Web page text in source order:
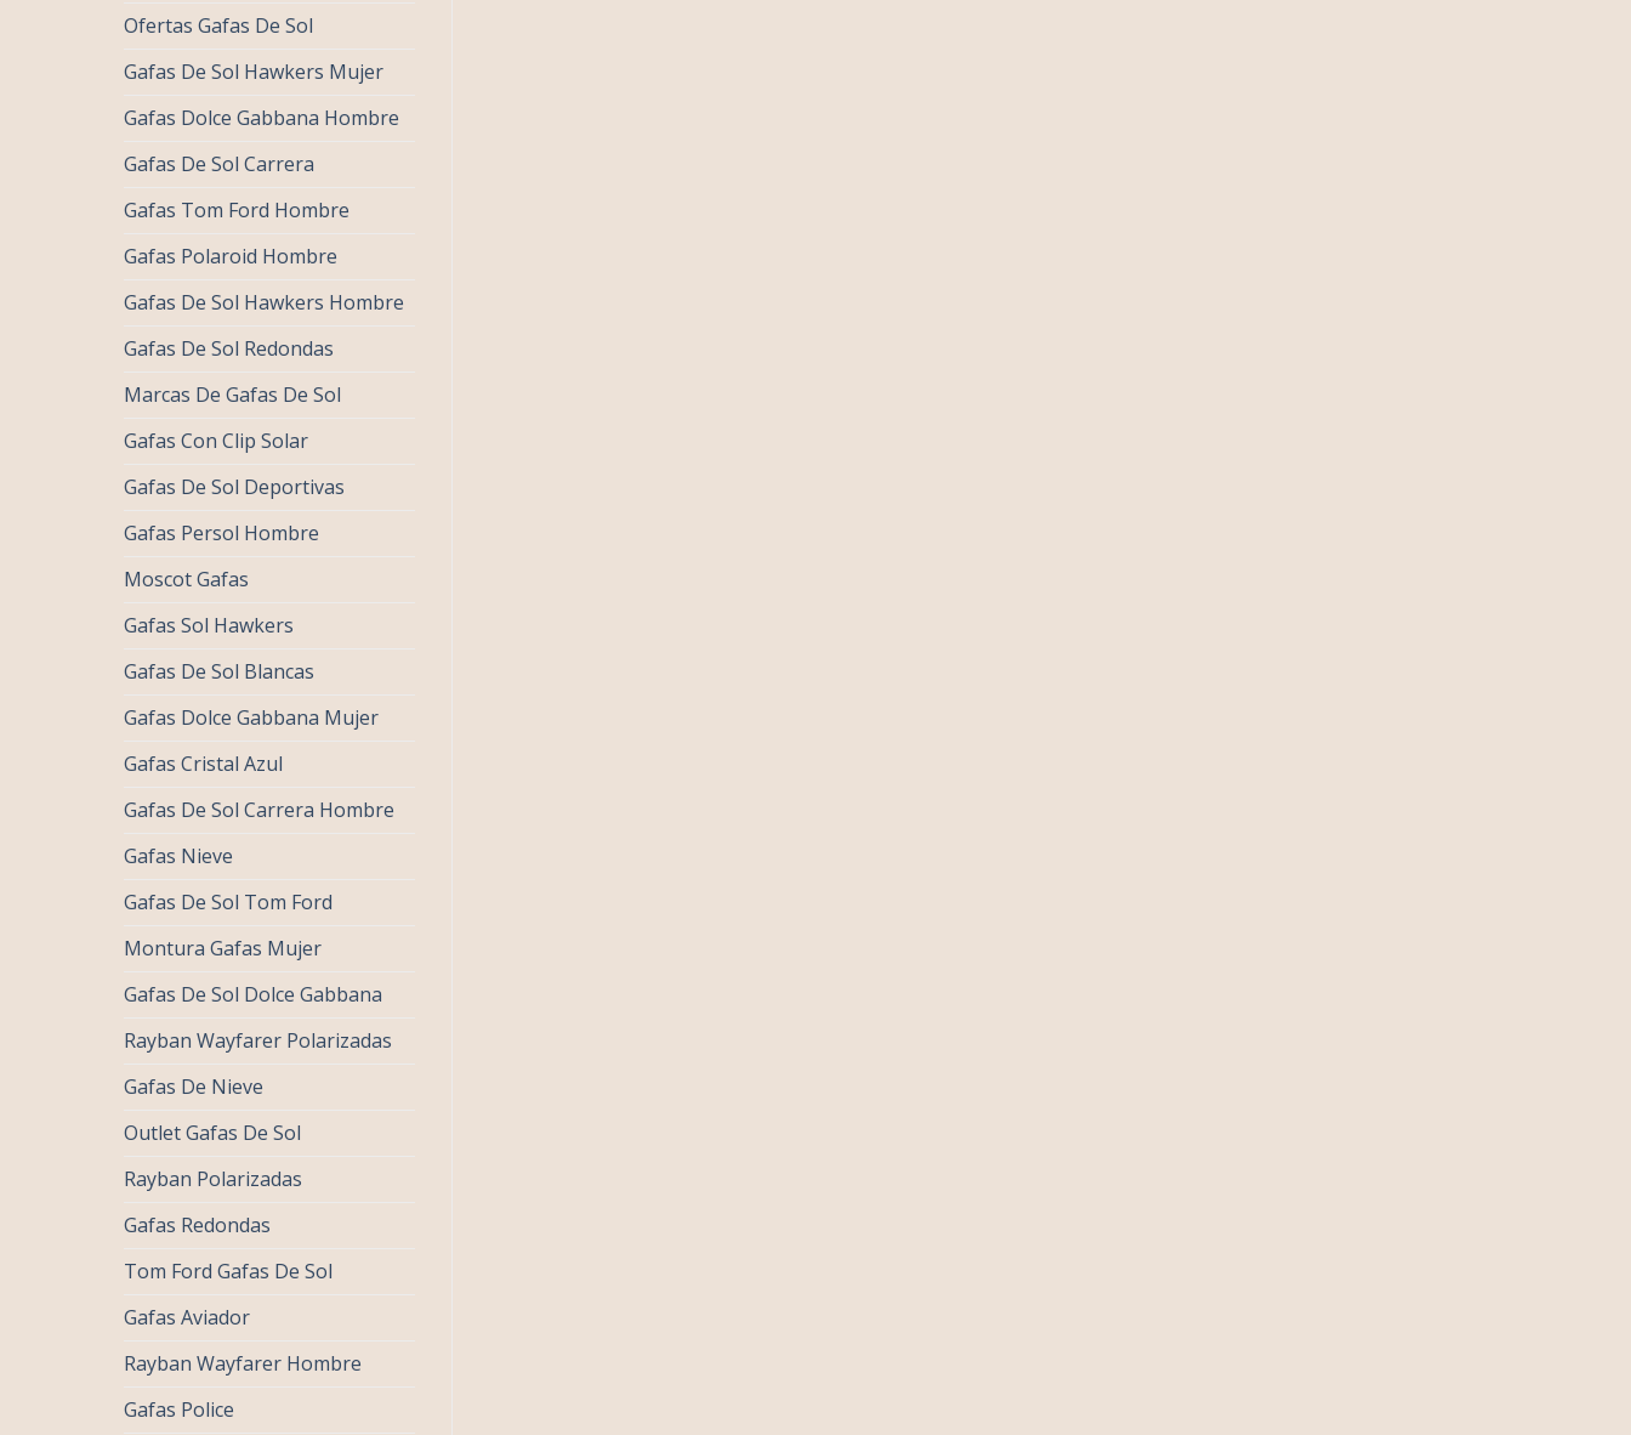
Ofertas Gafas De Sol
Gafas De Sol Hawkers Mujer
Gafas Dolce Gabbana Hombre
Gafas De Sol Carrera
Gafas Tom Ford Hombre
Gafas Polaroid Hombre
Gafas De Sol Hawkers Hombre
Gafas De Sol Redondas
Marcas De Gafas De Sol
Gafas Con Clip Solar
Gafas De Sol Deportivas
Gafas Persol Hombre
Moscot Gafas
Gafas Sol Hawkers
Gafas De Sol Blancas
Gafas Dolce Gabbana Mujer
Gafas Cristal Azul
Gafas De Sol Carrera Hombre
Gafas Nieve
Gafas De Sol Tom Ford
Montura Gafas Mujer
Gafas De Sol Dolce Gabbana
Rayban Wayfarer Polarizadas
Gafas De Nieve
Outlet Gafas De Sol
Rayban Polarizadas
Gafas Redondas
Tom Ford Gafas De Sol
Gafas Aviador
Rayban Wayfarer Hombre
Gafas Police